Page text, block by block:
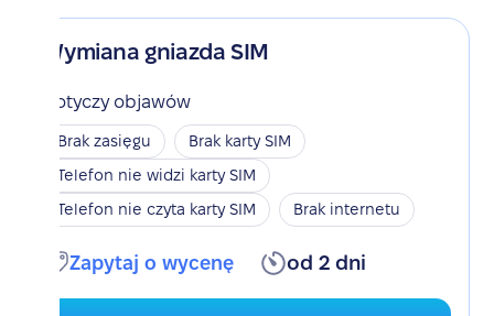
Wymiana gniazda SIM
Dotyczy objawów
Brak zasięgu
Brak karty SIM
Telefon nie widzi karty SIM
Telefon nie czyta karty SIM
Brak internetu
Zapytaj o wycenę od 2 dni